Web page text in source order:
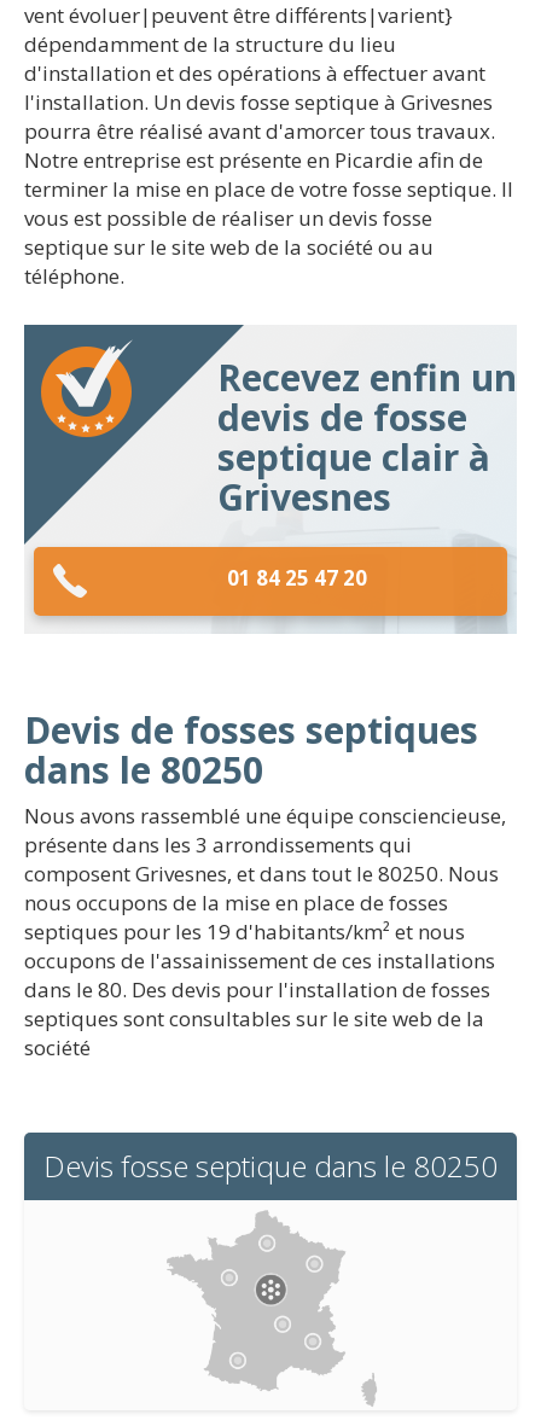
vent évoluer|peuvent être différents|varient}
dépendamment de la structure du lieu
d'installation et des opérations à effectuer avant
l'installation. Un devis fosse septique à Grivesnes
pourra être réalisé avant d'amorcer tous travaux.
Notre entreprise est présente en Picardie afin de
terminer la mise en place de votre fosse septique. Il
vous est possible de réaliser un devis fosse
septique sur le site web de la société ou au
téléphone.
Recevez enfin un
devis de fosse
septique clair à
Grivesnes
01 84 25 47 20
Devis de fosses septiques
dans le 80250
Nous avons rassemblé une équipe consciencieuse,
présente dans les 3 arrondissements qui
composent Grivesnes, et dans tout le 80250. Nous
nous occupons de la mise en place de fosses
septiques pour les 19 d'habitants/km² et nous
occupons de l'assainissement de ces installations
dans le 80. Des devis pour l'installation de fosses
septiques sont consultables sur le site web de la
société
Devis fosse septique dans le 80250